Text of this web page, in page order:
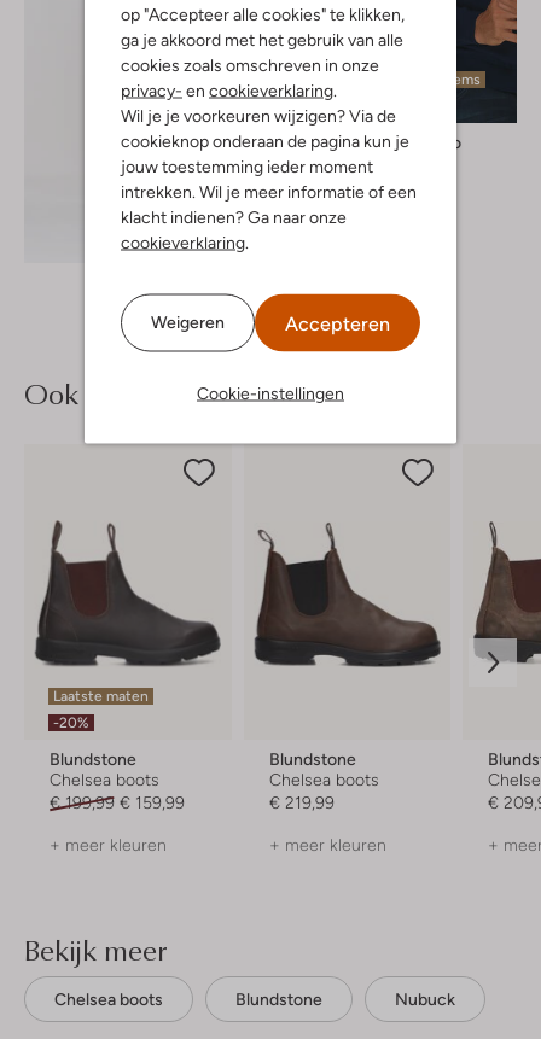
op "Accepteer alle cookies" te klikken,
ga je akkoord met het gebruik van alle
cookies zoals omschreven in onze
privacy- en cookieverklaring
Wil je je voorkeuren wijzigen? Via de
cookieknop onderaan de pagina kun je
jouw toestemming ieder moment
intrekken. Wil je meer informatie of een
klacht indienen? Ga naar onze
cookieverklaring
Weigeren Accepteren
Cookie-instellingen
Ontdek de look
Laatste items
Profuomo
€ 89,95
Ook iets voor jou?
Laatste maten
-20%
Blundstone
Chelsea boots
€ 199,99 € 159,99
+ meer kleuren
Blundstone
Chelsea boots
€ 219,99
+ meer kleuren
€
+
Bekijk meer
Chelsea boots Blundstone Nubuck